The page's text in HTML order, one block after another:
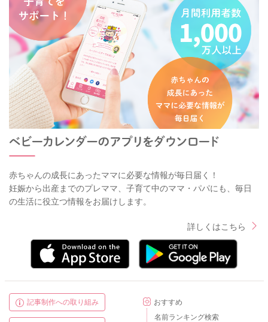
赤ちゃんの成長にあったママに必要な情報が毎日届く！
妊娠から出産までのプレママ、子育て中のママ・パパにも、毎日
の生活に役立つ情報をお届けします。
詳しくはこちら
記事制作への取り組み
おすすめ
名前ランキング検索